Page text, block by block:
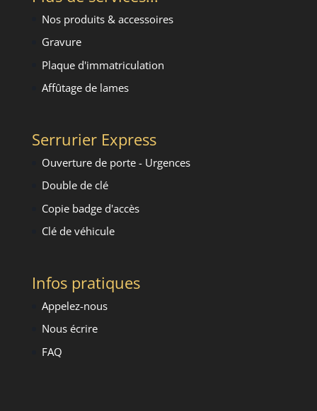
Nos produits & accessoires
Gravure
Plaque d'immatriculation
Affûtage de lames
Serrurier Express
Ouverture de porte - Urgences
Double de clé
Copie badge d'accès
Clé de véhicule
Infos pratiques
Appelez-nous
Nous écrire
FAQ